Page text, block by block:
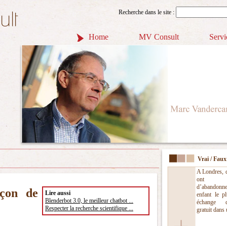
Recherche dans le site :
Home MV Consult
Vrai / Faux
A Londres,
ont
enfant le
gratuit dans
de
Lire aussi
Blenderbot 3.0, le meilleur chatbot ...
Respecter la recherche scientifique ...